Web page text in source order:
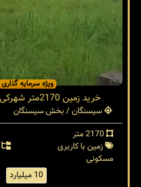
ویژه سرمایه گذاری
خرید زمین 2170متر شهرکی در سیسنگان
سیسنگان / بخش سیسنگان
زمین با کاربری
مسکونی
10 میلیارد